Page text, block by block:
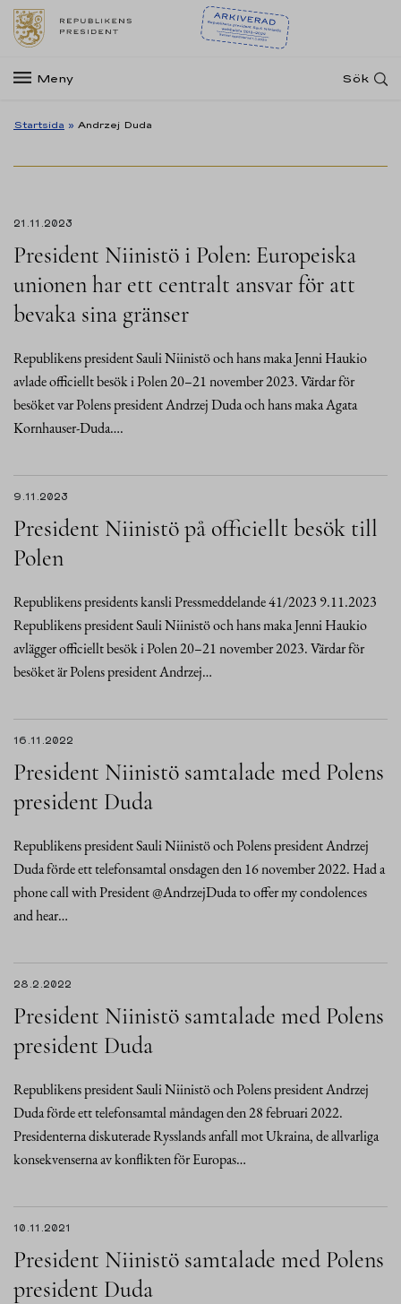
Meny Sök
Startsida » Andrzej Duda
21.11.2023
President Niinistö i Polen: Europeiska
unionen har ett centralt ansvar för att
bevaka sina gränser
Republikens president Sauli Niinistö och hans maka Jenni Haukio
avlade officiellt besök i Polen 20–21 november 2023. Värdar för
besöket var Polens president Andrzej Duda och hans maka Agata
Kornhauser-Duda….
9.11.2023
President Niinistö på officiellt besök till
Polen
Republikens presidents kansli Pressmeddelande 41/2023 9.11.2023
Republikens president Sauli Niinistö och hans maka Jenni Haukio
avlägger officiellt besök i Polen 20–21 november 2023. Värdar för
besöket är Polens president Andrzej…
16.11.2022
President Niinistö samtalade med Polens
president Duda
Republikens president Sauli Niinistö och Polens president Andrzej
Duda förde ett telefonsamtal onsdagen den 16 november 2022. Had a
phone call with President @AndrzejDuda to offer my condolences
and hear…
28.2.2022
President Niinistö samtalade med Polens
president Duda
Republikens president Sauli Niinistö och Polens president Andrzej
Duda förde ett telefonsamtal måndagen den 28 februari 2022.
Presidenterna diskuterade Rysslands anfall mot Ukraina, de allvarliga
konsekvenserna av konflikten för Europas…
10.11.2021
President Niinistö samtalade med Polens
president Duda